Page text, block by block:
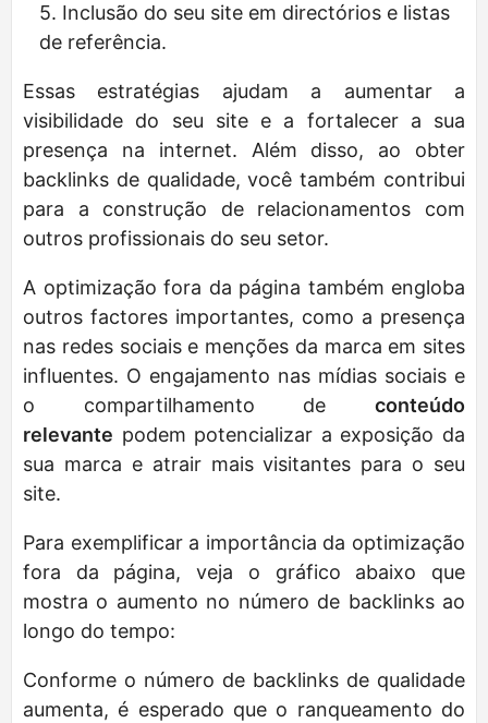
Inclusão do seu site em directórios e listas
de referência.
Essas estratégias ajudam a aumentar a
visibilidade do seu site e a fortalecer a sua
presença na internet. Além disso, ao obter
backlinks de qualidade, você também contribui
para a construção de relacionamentos com
outros profissionais do seu setor.
A optimização fora da página também engloba
outros factores importantes, como a presença
nas redes sociais e menções da marca em sites
influentes. O engajamento nas mídias sociais e
o compartilhamento de conteúdo
relevante podem potencializar a exposição da
sua marca e atrair mais visitantes para o seu
site.
Para exemplificar a importância da optimização
fora da página, veja o gráfico abaixo que
mostra o aumento no número de backlinks ao
longo do tempo:
Conforme o número de backlinks de qualidade
aumenta, é esperado que o ranqueamento do